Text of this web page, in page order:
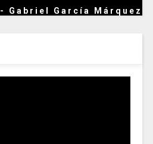
- Gabriel García Márquez